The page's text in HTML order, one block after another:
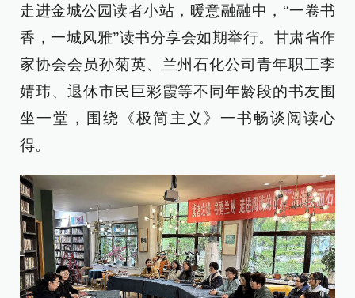
走进金城公园读者小站，暖意融融中，“一卷书
香，一城风雅”读书分享会如期举行。甘肃省作
家协会会员孙菊英、兰州石化公司青年职工李
婧玮、退休市民巨彩霞等不同年龄段的书友围
坐一堂，围绕《极简主义》一书畅谈阅读心
得。